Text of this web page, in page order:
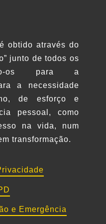
processo de
contínua, a Escola
Palmeiras só
se
direção que os
e as sugestões
a nossa Escola
dos alunos e
Escola quer
e Emergência
obtido através do
junto de todos os
os para a
a necessidade
de esforço e
pessoal, como
na vida, num
transformação.